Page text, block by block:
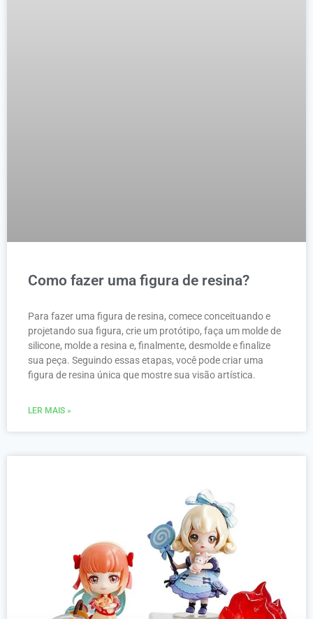
Como fazer uma figura de resina?
Para fazer uma figura de resina, comece conceituando e
projetando sua figura, crie um protótipo, faça um molde de
silicone, molde a resina e, finalmente, desmolde e finalize
sua peça. Seguindo essas etapas, você pode criar uma
figura de resina única que mostre sua visão artística.
LER MAIS »